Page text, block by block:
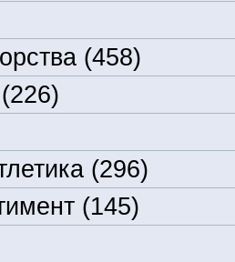
(458)
(226)
(296)
(145)